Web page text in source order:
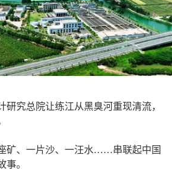
研究总院让练江从黑臭河重现清流，
矿、一片沙、一汪水……串联起中国
事。